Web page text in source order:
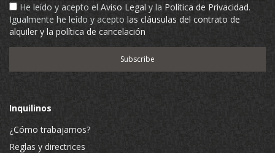
He leído y acepto el Aviso Legal y la Política de Privacidad.
Igualmente he leído y acepto las cláusulas del contrato de
alquiler y la política de cancelación
Inquilinos
¿Cómo trabajamos?
Reglas y directrices